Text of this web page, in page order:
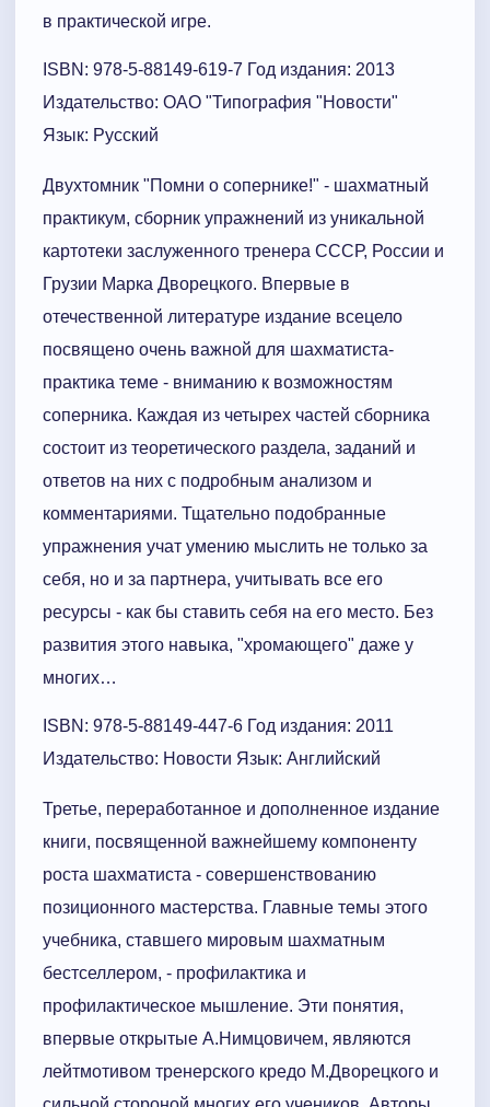
в практической игре.
ISBN: 978-5-88149-619-7 Год издания: 2013
Издательство: ОАО "Типография "Новости"
Язык: Русский
Двухтомник "Помни о сопернике!" - шахматный
практикум, сборник упражнений из уникальной
картотеки заслуженного тренера СССР, России и
Грузии Марка Дворецкого. Впервые в
отечественной литературе издание всецело
посвящено очень важной для шахматиста-
практика теме - вниманию к возможностям
соперника. Каждая из четырех частей сборника
состоит из теоретического раздела, заданий и
ответов на них с подробным анализом и
комментариями. Тщательно подобранные
упражнения учат умению мыслить не только за
себя, но и за партнера, учитывать все его
ресурсы - как бы ставить себя на его место. Без
развития этого навыка, "хромающего" даже у
многих…
ISBN: 978-5-88149-447-6 Год издания: 2011
Издательство: Новости Язык: Английский
Третье, переработанное и дополненное издание
книги, посвященной важнейшему компоненту
роста шахматиста - совершенствованию
позиционного мастерства. Главные темы этого
учебника, ставшего мировым шахматным
бестселлером, - профилактика и
профилактическое мышление. Эти понятия,
впервые открытые А.Нимцовичем, являются
лейтмотивом тренерского кредо М.Дворецкого и